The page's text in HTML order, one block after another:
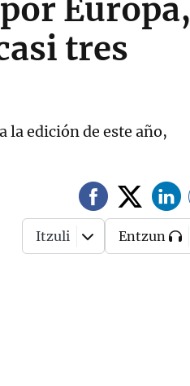
Europa,
tres
la edición de este año,
Itzuli Entzun